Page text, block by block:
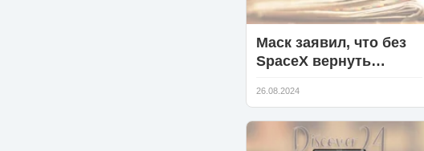
Маск заявил, что без
SpaceX вернуть
бы только Россия
26.08.2024